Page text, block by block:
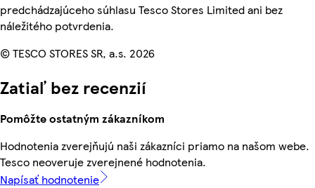
predchádzajúceho súhlasu Tesco Stores Limited ani bez
náležitého potvrdenia.
© TESCO STORES SR, a.s. 2026
Zatiaľ bez recenzií
Pomôžte ostatným zákazníkom
Hodnotenia zverejňujú naši zákazníci priamo na našom webe.
Tesco neoveruje zverejnené hodnotenia.
Napísať hodnotenie